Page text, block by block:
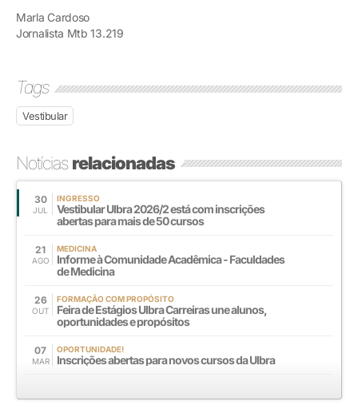
Marla Cardoso
Jornalista Mtb 13.219
Tags
Vestibular
Notíciasrelacionadas
30
JUL
INGRESSO
Vestibular Ulbra 2026/2 está com inscrições
abertas para mais de 50 cursos
21
AGO
MEDICINA
Informe à Comunidade Acadêmica - Faculdades
de Medicina
26
OUT
FORMAÇÃO COM PROPÓSITO
Feira de Estágios Ulbra Carreiras une alunos,
oportunidades e propósitos
07
MAR
OPORTUNIDADE!
Inscrições abertas para novos cursos da Ulbra